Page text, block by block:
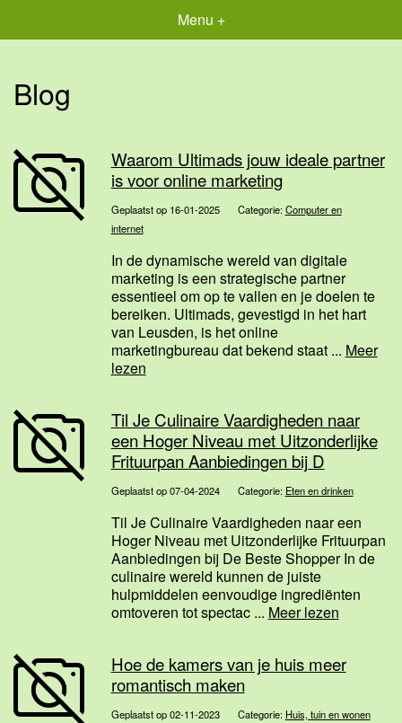
Menu +
Blog
Waarom Ultimads jouw ideale partner
is voor online marketing
Geplaatst op 16-01-2025 Categorie:Computer en
internet
In de dynamische wereld van digitale
marketing is een strategische partner
essentieel om op te vallen en je doelen te
bereiken. Ultimads, gevestigd in het hart
van Leusden, is het online
marketingbureau dat bekend staat ... Meer
lezen
Til Je Culinaire Vaardigheden naar
een Hoger Niveau met Uitzonderlijke
Frituurpan Aanbiedingen bij D
Geplaatst op 07-04-2024 Categorie: Eten en drinken
Til Je Culinaire Vaardigheden naar een
Hoger Niveau met Uitzonderlijke Frituurpan
Aanbiedingen bij De Beste Shopper In de
culinaire wereld kunnen de juiste
hulpmiddelen eenvoudige ingrediënten
omtoveren tot spectac ... Meer lezen
Hoe de kamers van je huis meer
romantisch maken
Geplaatst op 02-11-2023 Categorie: Huis, tuin en wonen